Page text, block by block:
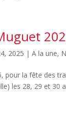
2025 |A la une,
pour la fête des
les 28, 29 et